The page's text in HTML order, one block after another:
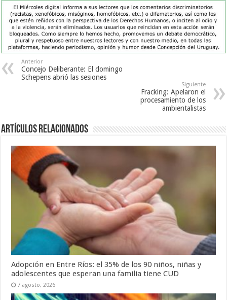
Anterior
Concejo Deliberante: El domingo
Schepens abrió las sesiones
Siguiente
Fracking: Apelaron el
procesamiento de los
ambientalistas
Artículos Relacionados
Adopción en Entre Ríos: el 35% de los 90 niños, niñas y
adolescentes que esperan una familia tiene CUD
7 agosto, 2026